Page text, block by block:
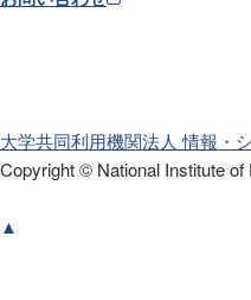
大学共同利用機関法人 情報・
Copyright © National Institute of
▲